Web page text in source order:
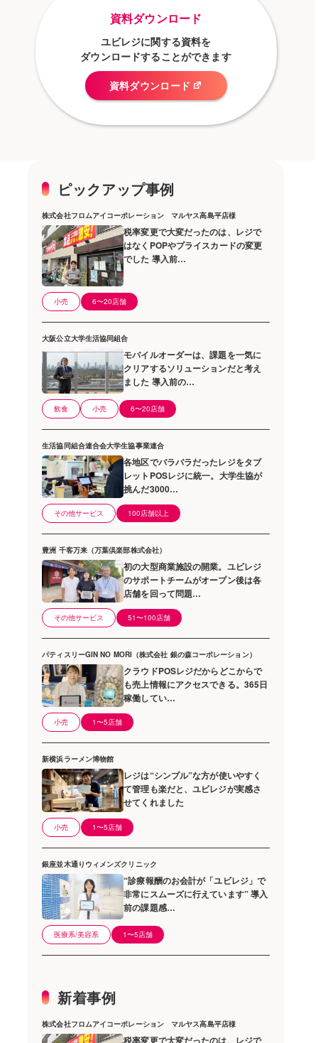
資料ダウンロード
ユビレジに関する資料を
ダウンロードすることができます
資料ダウンロード
ピックアップ事例
株式会社フロムアイコーポレーション マルヤス高島平店様
税率変更で大変だったのは、レジで
はなくPOPやプライスカードの変更
でした 導入前…
小売 6〜20店舗
大阪公立大学生活協同組合
モバイルオーダーは、課題を一気に
クリアするソリューションだと考え
ました 導入前の…
飲食 小売 6〜20店舗
生活協同組合連合会大学生協事業連合
各地区でバラバラだったレジをタブ
レットPOSレジに統一。大学生協が
挑んだ3000…
その他サービス 100店舗以上
豊洲 千客万来（万葉倶楽部株式会社）
初の大型商業施設の開業。ユビレジ
のサポートチームがオープン後は各
店舗を回って問題…
その他サービス 51〜100店舗
パティスリーGIN NO MORI（株式会社 銀の森コーポレーション）
クラウドPOSレジだからどこからで
も売上情報にアクセスできる。365日
稼働してい…
小売 1〜5店舗
新横浜ラーメン博物館
レジは“シンプル”な方が使いやすく
て管理も楽だと、ユビレジが実感さ
せてくれました
小売 1〜5店舗
銀座並木通りウィメンズクリニック
“診療報酬のお会計が「ユビレジ」で
非常にスムーズに行えています” 導入
前の課題感…
医療系/美容系 1〜5店舗
新着事例
株式会社フロムアイコーポレーション マルヤス高島平店様
税率変更で大変だったのは、レジで